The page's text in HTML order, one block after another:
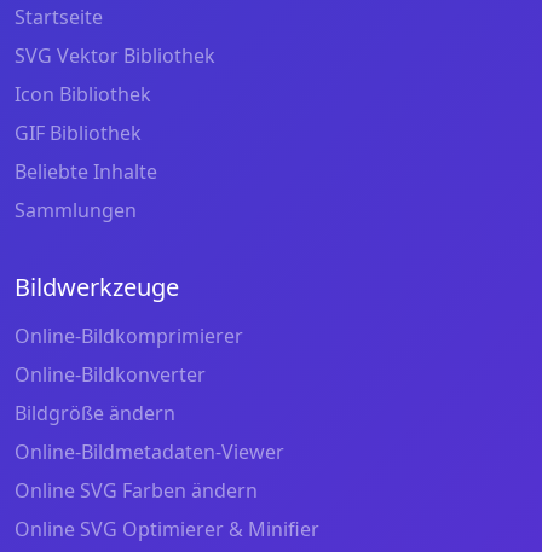
Startseite
SVG Vektor Bibliothek
Icon Bibliothek
GIF Bibliothek
Beliebte Inhalte
Sammlungen
Bildwerkzeuge
Online-Bildkomprimierer
Online-Bildkonverter
Bildgröße ändern
Online-Bildmetadaten-Viewer
Online SVG Farben ändern
Online SVG Optimierer & Minifier